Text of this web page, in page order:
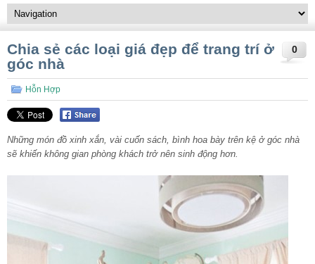
0
Chia sẻ các loại giá đẹp để trang trí ở
góc nhà
Hỗn Hợp
Những món đồ xinh xắn, vài cuốn sách, bình hoa bày trên kệ ở góc nhà
sẽ khiến không gian phòng khách trở nên sinh động hơn.